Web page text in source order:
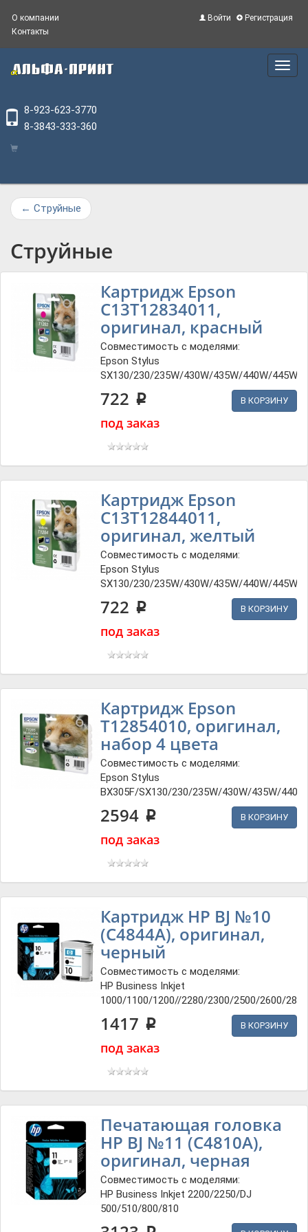
Войти Регистрация
О компании
Контакты
Main
Menu
8-923-623-3770
8-3843-333-360
← Струйные
Струйные
Картридж Epson
C13T12834011,
оригинал, красный
Совместимость с моделями:
Epson Stylus
SX130/230/235W/430W/435W/440W/445W
722 p
под заказ
В КОРЗИНУ
Картридж Epson
C13T12844011,
оригинал, желтый
Совместимость с моделями:
Epson Stylus
SX130/230/235W/430W/435W/440W/445W
722 p
под заказ
В КОРЗИНУ
Картридж Epson
T12854010, оригинал,
набор 4 цвета
Совместимость с моделями:
Epson Stylus
BX305F/SX130/230/235W/430W/435W/
2594 p
под заказ
В КОРЗИНУ
Картридж HP BJ №10
(C4844A), оригинал,
черный
Совместимость с моделями:
HP Business Inkjet
1000/1100/1200//2280/2300/2500/2600/
1417 p
под заказ
В КОРЗИНУ
Печатающая головка
HP BJ №11 (C4810A),
оригинал, черная
Совместимость с моделями:
HP Business Inkjet 2200/2250/DJ
500/510/800/810